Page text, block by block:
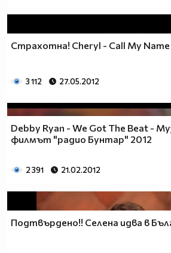
Страхотна! Cheryl - Call My
3 112 27.05.2012
Debby Ryan - We Got The Beat -
филмът "радио Бунтар" 2012
2 391 21.02.2012
Подтвърдено!! Селена идва в